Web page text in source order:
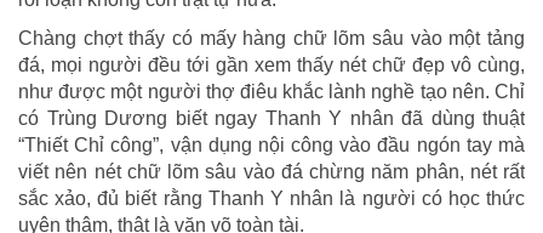
Chàng chợt thấy có mấy hàng chữ lõm sâu vào một tảng
đá, mọi người đều tới gần xem thấy nét chữ đẹp vô cùng,
như được một người thợ điêu khắc lành nghề tạo nên. Chỉ
có Trùng Dương biết ngay Thanh Y nhân đã dùng thuật
“Thiết Chỉ công”, vận dụng nội công vào đầu ngón tay mà
viết nên nét chữ lõm sâu vào đá chừng năm phân, nét rất
sắc xảo, đủ biết rằng Thanh Y nhân là người có học thức
uyên thâm, thật là văn võ toàn tài.